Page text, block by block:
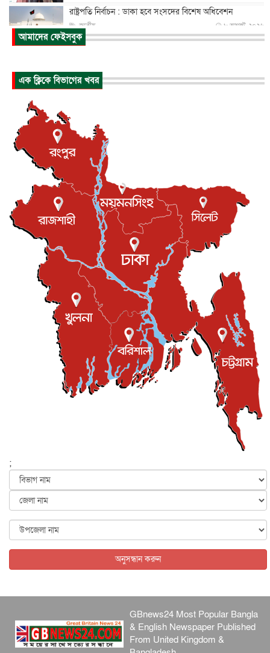
রাষ্ট্রপতি নির্বাচন : ডাকা হবে সংসদের বিশেষ অধিবেশন
জাতীয় ৮ আগস্ট, ২০২৬
প্রধানমন্ত্রীর সঙ্গে সাক্ষাতে খুদে শিল্পী অনুশ্রী রায়ের স্বপ...
পাকিস্তান-তুরস্কের সঙ্গে প্রতিরক্ষা চুক্তি সৌদি আরবকে কতটা ন...
যুক্তরাজ্যে গ্রুমিং কেলেঙ্কারি : পাকিস্তানির অপরাধে অস্বস্তি...
আন্তর্জাতিক
বিরোধ কাটিয়ে কূটনৈতিক সম্পর্ক পুনঃস্থাপন করছে মেক্সিকো ও
আন্তর্জাতিক
এবার ওটিটিতে মুক্তি পেল ‘মালিক’
বিনোদন ৮ আগস্ট, ২০২৬
রিয়ালকে ‘না’ বলা রদ্রির জন্য বার্সার কাছে কত চাইল ম্যানসিটি
খেলাধুলা
শিল্পকলায় চলচ্চিত্র উৎসব, বিনা মূল্যে দেখা যাবে ৬ সিনেমা
বিনোদন ৮ আগস্ট, ২০২৬
ইস্ট লন্ডন মসজিদের জুমার খুতবা : “কুরআন হোক জীবন দেখার
লেন্স...
ইসলাম ও জীবন ৭ আগস্ট, ২০২৬
সিলেটের কন্যা মোহিনী রশিদ এনওয়াইপিডির উচ্চপদস্থ কর্মকর্তা
দেশজুড়ে ৬ আগস্ট, ২০২৬
আজ থেকে সবার জন্য উন্মুক্ত জুলাই স্মৃতি জাদুঘর
৬ আগস্ট, ২০২৬
৬ আগস্ট, ২০২৬
জুলাইয়ের কৃতিত্ব নেওয়ার জন্য সবাই প্রতিযোগিতায় নেমেছে :
৬ আগস্ট, ২০২৬
৬ আগস্ট, ২০২৬
আমাদের ফেইসবুক
এক ক্লিকে বিভাগের খবর
;
অনুসন্ধান করুন
GBnews24 Most Popular Bangla
& English Newspaper Published
From United Kingdom &